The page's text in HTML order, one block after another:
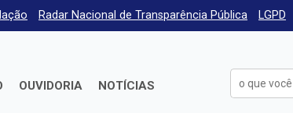
Radar Nacional de Transparência Pública LGPD
OUVIDORIA NOTÍCIAS